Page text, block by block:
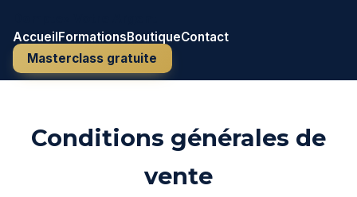
AccueilFormationsBoutiqueContact
Masterclass gratuite
Conditions générales de
vente